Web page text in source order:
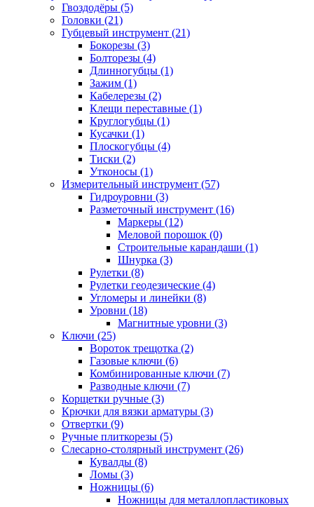
Гвоздодёры (5)
Головки (21)
Губцевый инструмент (21)
Бокорезы (3)
Болторезы (4)
Длинногубцы (1)
Зажим (1)
Кабелерезы (2)
Клещи переставные (1)
Круглогубцы (1)
Кусачки (1)
Плоскогубцы (4)
Тиски (2)
Утконосы (1)
Измерительный инструмент (57)
Гидроуровни (3)
Разметочный инструмент (16)
Маркеры (12)
Меловой порошок (0)
Строительные карандаши (1)
Шнурка (3)
Рулетки (8)
Рулетки геодезические (4)
Угломеры и линейки (8)
Уровни (18)
Магнитные уровни (3)
Ключи (25)
Вороток трещотка (2)
Газовые ключи (6)
Комбинированные ключи (7)
Разводные ключи (7)
Корщетки ручные (3)
Крючки для вязки арматуры (3)
Отвертки (9)
Ручные плиткорезы (5)
Слесарно-столярный инструмент (26)
Кувалды (8)
Ломы (3)
Ножницы (6)
Ножницы для металлопластиковых